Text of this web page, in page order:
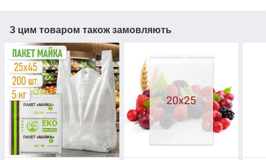
З цим товаром також замовляють